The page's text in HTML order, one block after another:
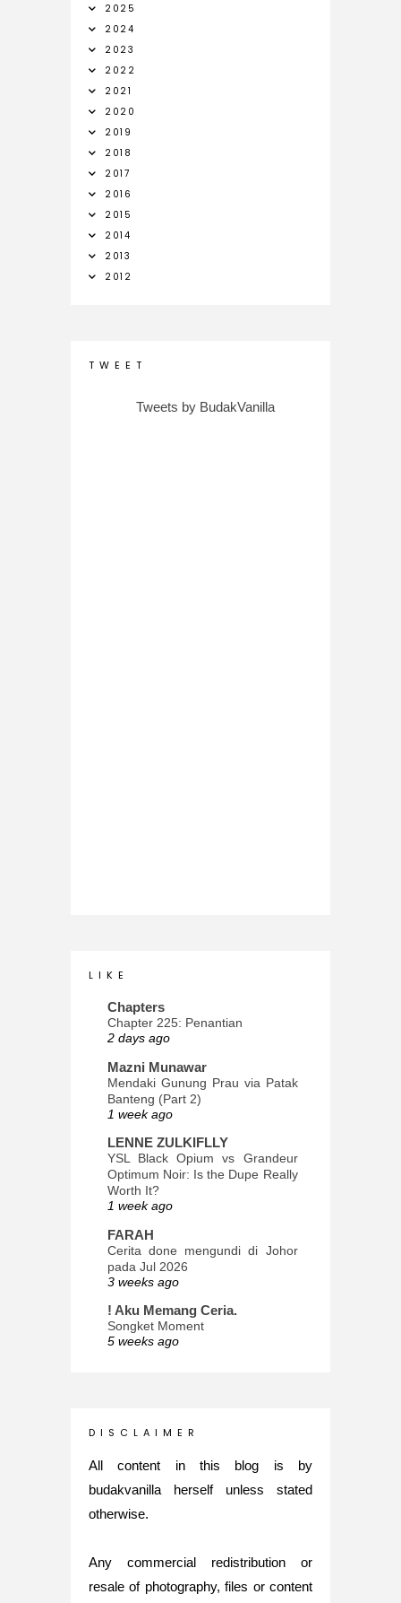
2025
2024
2023
2022
2021
2020
2019
2018
2017
2016
2015
2014
2013
2012
T W E E T
Tweets by BudakVanilla
L I K E
Chapters
Chapter 225: Penantian
2 days ago
Mazni Munawar
Mendaki Gunung Prau via Patak
Banteng (Part 2)
1 week ago
LENNE ZULKIFLLY
YSL Black Opium vs Grandeur
Optimum Noir: Is the Dupe Really
Worth It?
1 week ago
FARAH
Cerita done mengundi di Johor
pada Jul 2026
3 weeks ago
! Aku Memang Ceria.
Songket Moment
5 weeks ago
INTROVERTED GIRL
Glory of Special Forces!
Maria Elena
What's up
Nurul Rasya
Back in Japan for My PhD: 2024
Recap of New Challenge
D I S C L A I M E R
All content in this blog is by
budakvanilla herself unless stated
otherwise.
Any commercial redistribution or
resale of photography, files or content